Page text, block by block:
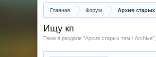
Главная Форум Архив старых
Ищу кп
Тема в разделе "Архив старых тем / Archive